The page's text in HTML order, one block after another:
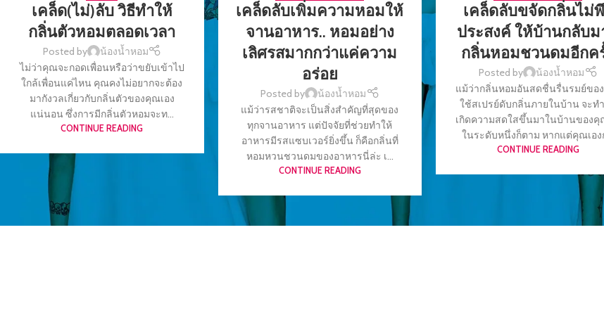
เคล็ด(ไม่)ลับ วิธีทำให้
กลิ่นตัวหอมตลอดเวลา
Posted by
น้องน้ำหอม
ไม่ว่าคุณจะกอดเพื่อนหรือว่าขยับเข้าไป
ใกล้เพื่อนแค่ไหน คุณคงไม่อยากจะต้อง
มากังวลเกี่ยวกับกลิ่นตัวของคุณเอง
แน่นอน ซึ่งการมีกลิ่นตัวหอมจะท...
CONTINUE READING
เคล็ดลับเพิ่มความหอมให้
จานอาหาร.. หอมอย่าง
เลิศรสมากกว่าแค่ความ
อร่อย
Posted by
น้องน้ำหอม
แม้ว่ารสชาติจะเป็นสิ่งสำคัญที่สุดของ
ทุกจานอาหาร แต่ปัจจัยที่ช่วยทำให้
อาหารมีรสแซบเวอร์ยิ่งขึ้น ก็คือกลิ่นที่
หอมหวนชวนดมของอาหารนี่ล่ะ เ...
CONTINUE READING
เคล็ดลับขจัดกลิ่นไม่
ประสงค์ ให้บ้านกลับม
กลิ่นหอมชวนดมอีกค
Posted by
น้องน้ำหอม
แม้ว่ากลิ่นหอมอันสดชื่นรื่นรมย์ขอ
ใช้สเปรย์ดับกลิ่นภายในบ้าน จะท
เกิดความสดใสขึ้นมาในบ้านของคุ
ในระดับหนึ่งก็ตาม หากแต่คุณเอง
CONTINUE READING